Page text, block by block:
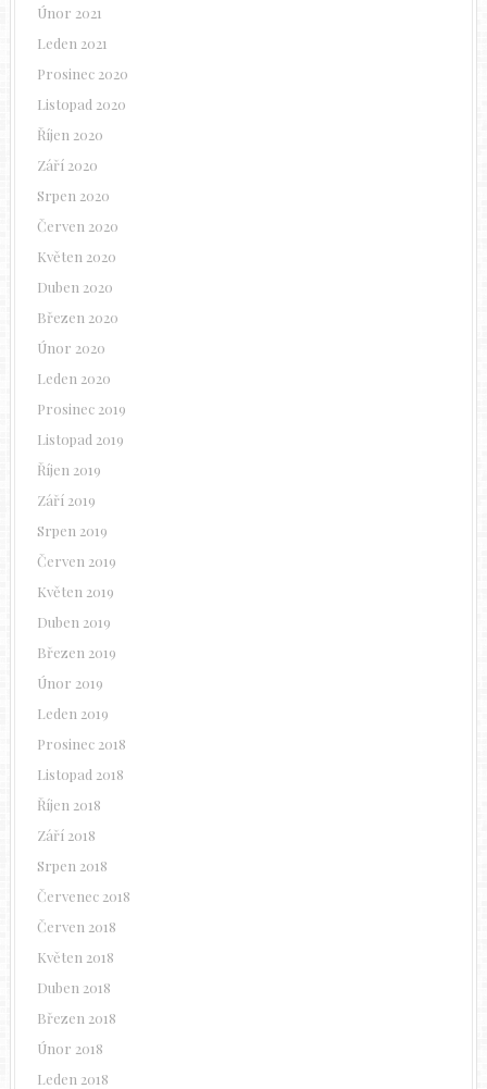
Únor 2021
Leden 2021
Prosinec 2020
Listopad 2020
Říjen 2020
Září 2020
Srpen 2020
Červen 2020
Květen 2020
Duben 2020
Březen 2020
Únor 2020
Leden 2020
Prosinec 2019
Listopad 2019
Říjen 2019
Září 2019
Srpen 2019
Červen 2019
Květen 2019
Duben 2019
Březen 2019
Únor 2019
Leden 2019
Prosinec 2018
Listopad 2018
Říjen 2018
Září 2018
Srpen 2018
Červenec 2018
Červen 2018
Květen 2018
Duben 2018
Březen 2018
Únor 2018
Leden 2018